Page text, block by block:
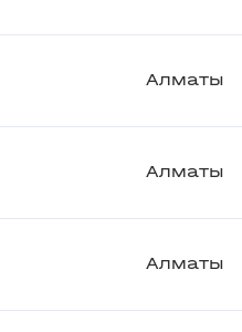
Алматы
Алматы
Алматы